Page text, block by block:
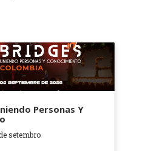
Personas Y
setembro